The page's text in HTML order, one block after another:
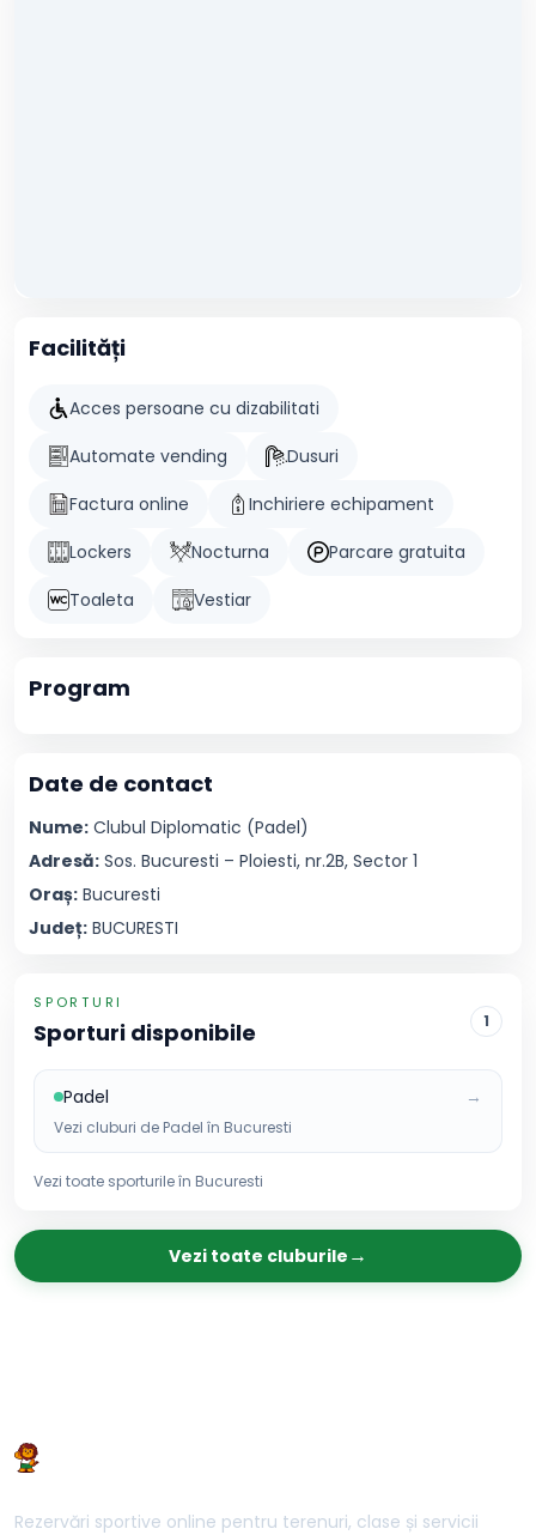
Facilități
Acces persoane cu dizabilitati
Automate vending
Dusuri
Factura online
Inchiriere echipament
Lockers
Nocturna
Parcare gratuita
Toaleta
Vestiar
Program
Date de contact
Nume: Clubul Diplomatic (Padel)
Adresă: Sos. Bucuresti – Ploiesti, nr.2B, Sector 1
Oraș: Bucuresti
Județ: BUCURESTI
SPORTURI
Sporturi disponibile 1
Padel →
Vezi cluburi de Padel în Bucuresti
Vezi toate sporturile în Bucuresti
Vezi toate cluburile →
Rezervări sportive online pentru terenuri, clase și servicii